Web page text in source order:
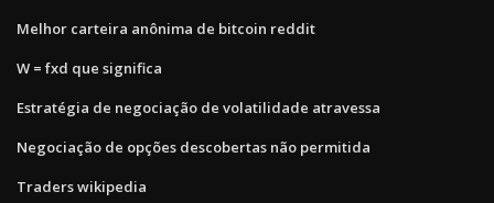
Melhor carteira anônima de bitcoin reddit
W = fxd que significa
Estratégia de negociação de volatilidade atravessa
Negociação de opções descobertas não permitida
Traders wikipedia